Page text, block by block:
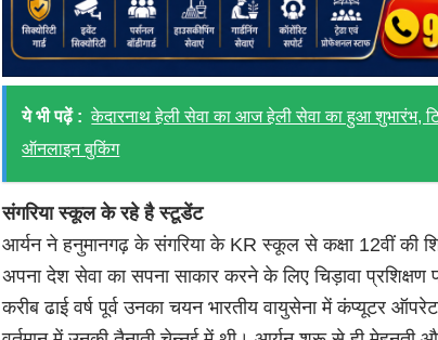
ये भी पढ़ें : केदारनाथ हेली सेवा का आज हेली सेवा का हुआ शुभारंभ,
ऑनलाइन बुकिंग
संगरिया स्कूल के रहे है स्टूडेंट
आर्यन ने हनुमानगढ़ के संगरिया के KR स्कूल से कक्षा 12वीं की
अपना देश सेवा का सपना साकार करने के लिए चिड़ावा प्रशिक्षण
करीब ढाई वर्ष पूर्व उनका चयन भारतीय वायुसेना में कंप्यूटर